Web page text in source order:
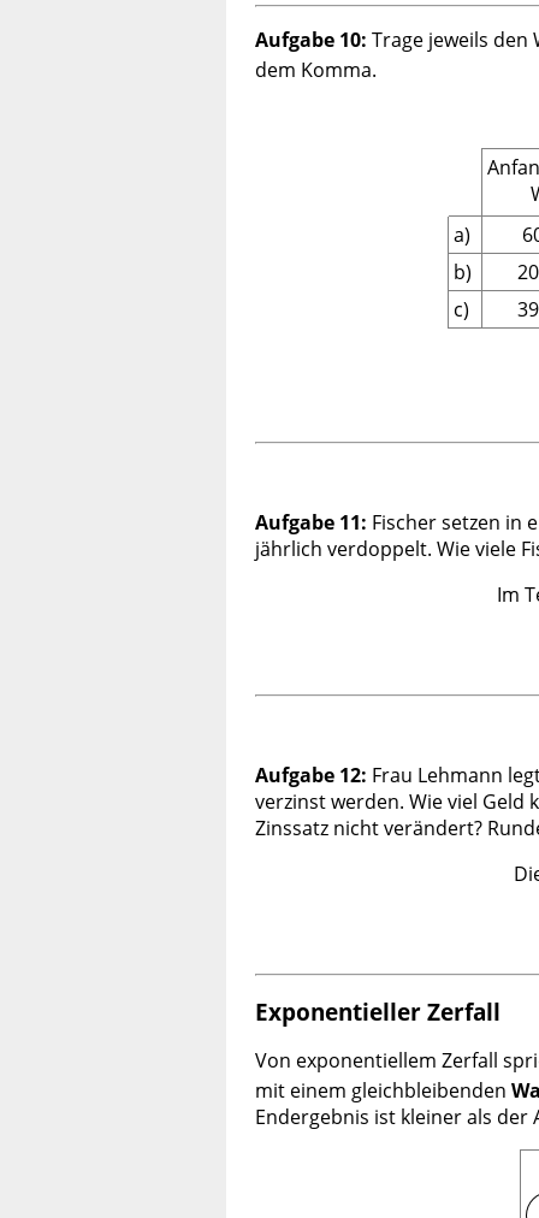
Aufgabe 10: Trage jeweils den
dem Komma.
a)
b)
c)
Aufgabe 11: Fischer setzen in
jährlich verdoppelt. Wie viele
Im
Aufgabe 12: Frau Lehmann
verzinst werden. Wie viel
Zinssatz nicht verändert?
Exponentieller Zerfall
Von exponentiellem Zerfall
mit einem gleichbleibenden
Endergebnis ist kleiner als der